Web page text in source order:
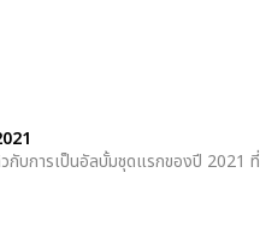
บการเป็นอัลบั้มชุดแรกของปี 2021 ที่